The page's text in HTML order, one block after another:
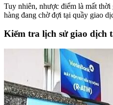
Tuy nhiên, nhược điểm là mất
hàng đang chờ đợi tại quầy giao
Kiểm tra lịch sử giao dịch